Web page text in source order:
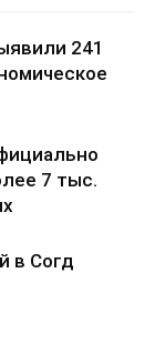
241
7 тыс.
в Согд